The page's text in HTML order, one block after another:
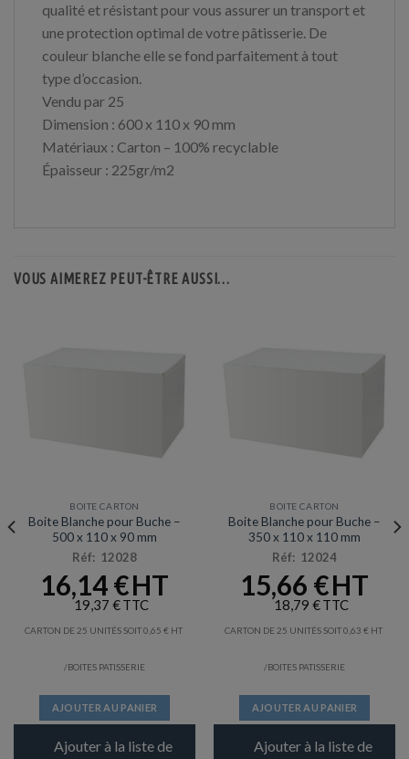
qualité et résistant pour vous assurer un transport et
une protection optimal de votre pâtisserie. De
couleur blanche elle se fond parfaitement à tout
type d’occasion.
Vendu par 25
Dimension : 600 x 110 x 90 mm
Matériaux : Carton – 100% recyclable
Épaisseur : 225gr/m2
VOUS AIMEREZ PEUT-ÊTRE AUSSI…
BOITE CARTON
Boite Blanche pour Buche –
500 x 110 x 90 mm
Réf: 12028
16,14€
19,37 €
CARTON DE 25 UNITÉS SOIT0,65 €
/BOITES PATISSERIE
AJOUTER AU PANIER
Ajouter à la liste de
BOITE CARTON
Boite Blanche pour Buche –
350 x 110 x 110 mm
Réf: 12024
15,66 €
18,79 €
CARTON DE 25 UNITÉS SOIT0,63 €
/BOITES PATISSERIE
AJOUTER AU PANIER
Ajouter à la liste de